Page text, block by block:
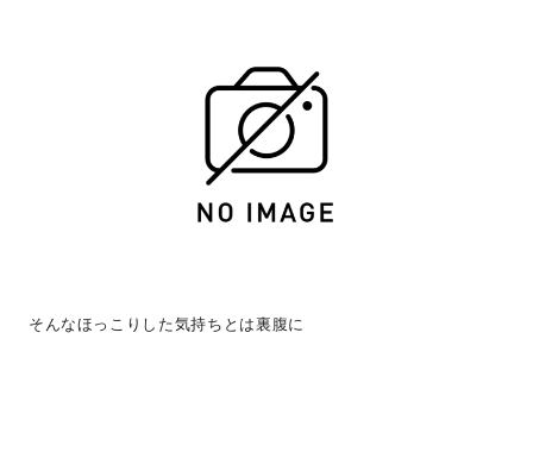
そんなほっこりした気持ちとは裏腹に